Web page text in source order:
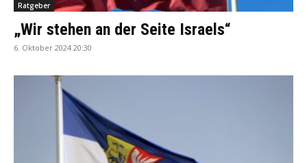
Ratgeber
„Wir stehen an der Seite Israels“
6. Oktober 2024 20:30